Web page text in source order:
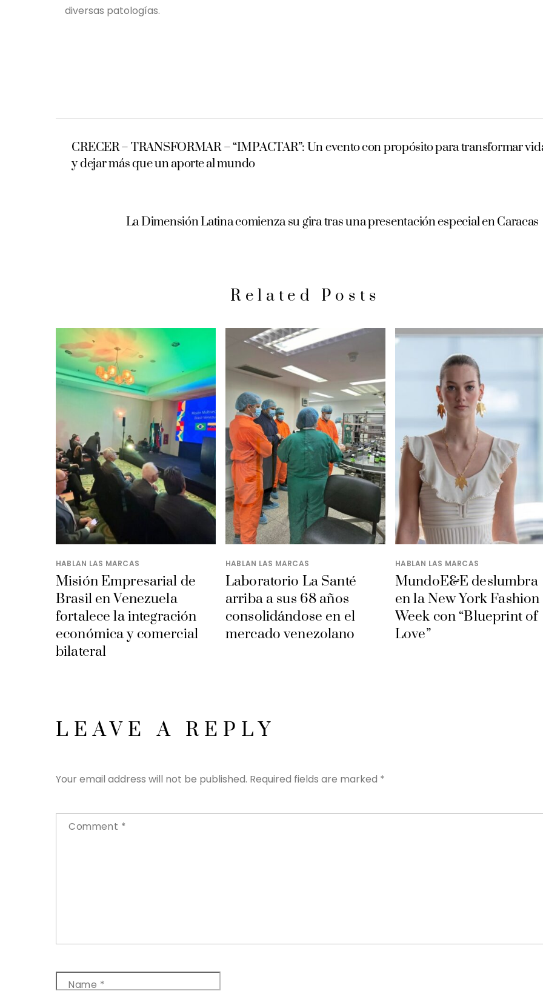
diversas patologías.
CRECER – TRANSFORMAR – “IMPACTAR”: Un evento con propósito para transformar
y dejar más que un aporte al mundo
La Dimensión Latina comienza su gira tras una presentación especial en Caracas
Related Posts
HABLAN LAS MARCAS
Misión Empresarial de
Brasil en Venezuela
fortalece la integración
económica y comercial
bilateral
HABLAN LAS MARCAS
Laboratorio La Santé
arriba a sus 68 años
consolidándose en el
mercado venezolano
HABLAN LAS MARCAS
MundoE&E deslumbra
en la New York Fashion
Week con “Blueprint of
Love”
LEAVE A REPLY
Your email address will not be published. Required fields are marked *
Comment *
Name *